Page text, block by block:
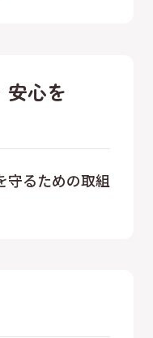
安心を
守るための取組